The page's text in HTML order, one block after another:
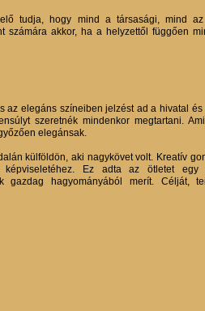
tudja, hogy mind a társasági, mind
számára akkor, ha a helyzettől függően
elegáns színeiben jelzést ad a hivatal
szeretnék mindenkor megtartani.
elegánsak.
külföldön, aki nagykövet volt. Kreatív
Ez adta az ötletet egy
gazdag hagyományából merít. Célját,